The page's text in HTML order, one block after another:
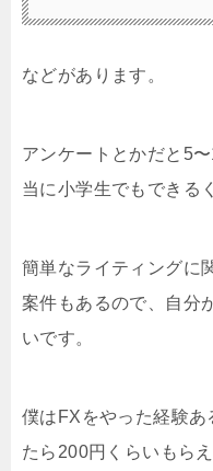
などがあります。
アンケートとかだと5
当に小学生でもできる
簡単なライティングに
案件もあるので、自分
いです。
僕はFXをやった経験
たら200円くらいもらえ